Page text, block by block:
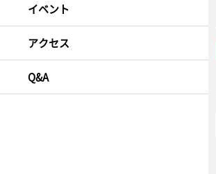
イベント
アクセス
Q&A